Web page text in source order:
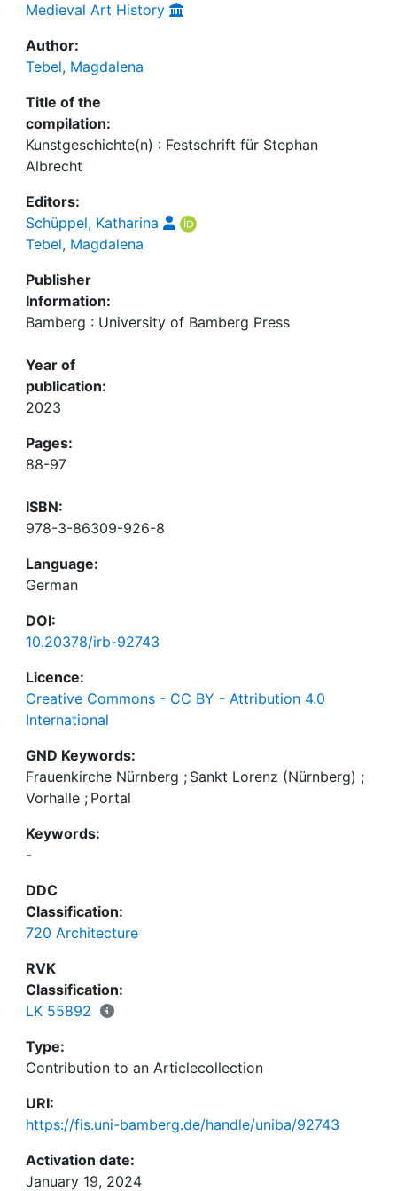
Medieval Art History
Author:
Tebel, Magdalena
Title of the
compilation:
Kunstgeschichte(n) : Festschrift für Stephan
Albrecht
Editors:
Schüppel, Katharina
Tebel, Magdalena
Publisher
Information:
Bamberg : University of Bamberg Press
Year of
publication:
2023
Pages:
88-97
ISBN:
978-3-86309-926-8
Language:
German
DOI:
10.20378/irb-92743
Licence:
Creative Commons - CC BY - Attribution 4.0
International
GND Keywords:
Frauenkirche Nürnberg ; Sankt Lorenz (Nürnberg) ;
Vorhalle ; Portal
Keywords:
-
DDC
Classification:
720 Architecture
RVK
Classification:
LK 55892
Type:
Contribution to an Articlecollection
URI:
https://fis.uni-bamberg.de/handle/uniba/92743
Activation date:
January 19, 2024